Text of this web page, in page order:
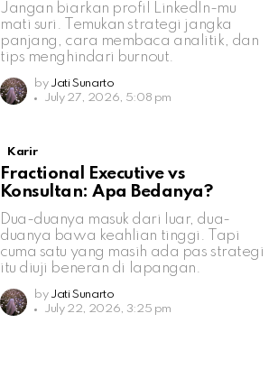
Jangan biarkan profil LinkedIn-mu
mati suri. Temukan strategi jangka
panjang, cara membaca analitik, dan
tips menghindari burnout.
by Jati Sunarto
July 27, 2026, 5:08 pm
Karir
Fractional Executive vs
Konsultan: Apa Bedanya?
Dua-duanya masuk dari luar, dua-
duanya bawa keahlian tinggi. Tapi
cuma satu yang masih ada pas strategi
itu diuji beneran di lapangan.
by Jati Sunarto
July 22, 2026, 3:25 pm